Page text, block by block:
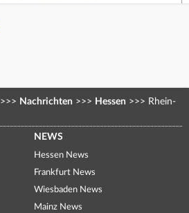
>>> Nachrichten >>> Hessen >>> Rhein-
NEWS
Hessen News
Frankfurt News
Wiesbaden News
Mainz News